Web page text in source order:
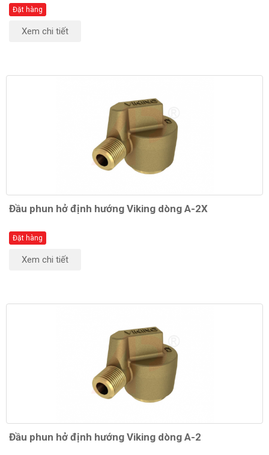
Đặt hàng
Xem chi tiết
Đầu phun hở định hướng Viking dòng A-2X
Đặt hàng
Xem chi tiết
Đầu phun hở định hướng Viking dòng A-2